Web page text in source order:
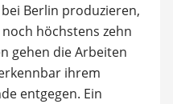
Berlin produzieren,
höchstens zehn
gehen die Arbeiten
ihrem
entgegen. Ein